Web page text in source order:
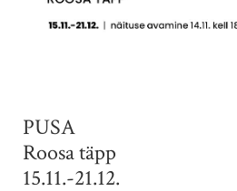
PUSA
Roosa täpp
15.11.-21.12.